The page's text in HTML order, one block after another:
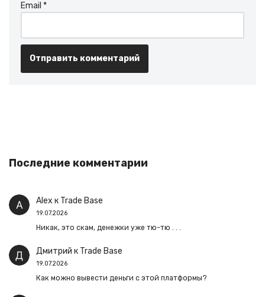
Email *
Последние комментарии
Alex к Trade Base
19.07.2026
Никак, это скам, денежки уже тю-тю . . .
Дмитрий к Trade Base
19.07.2026
Как можно вывести деньги с этой платформы?